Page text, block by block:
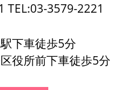
TEL:03-3579-2221
下車徒歩5分
役所前下車徒歩5分